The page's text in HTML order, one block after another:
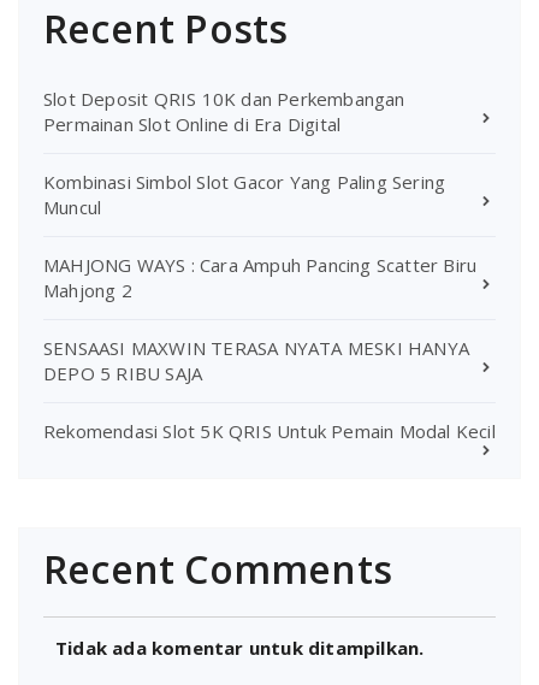
Recent Posts
Slot Deposit QRIS 10K dan Perkembangan
Permainan Slot Online di Era Digital
Kombinasi Simbol Slot Gacor Yang Paling Sering
Muncul
MAHJONG WAYS : Cara Ampuh Pancing Scatter Biru
Mahjong 2
SENSAASI MAXWIN TERASA NYATA MESKI HANYA
DEPO 5 RIBU SAJA
Rekomendasi Slot 5K QRIS Untuk Pemain Modal Kecil
Recent Comments
Tidak ada komentar untuk ditampilkan.